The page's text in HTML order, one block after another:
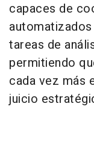
capaces de
tareas de
permitiendo
cada vez más
juicio